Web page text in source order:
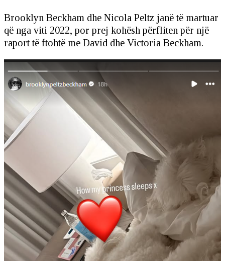
Brooklyn Beckham dhe Nicola Peltz janë të martuar
që nga viti 2022, por prej kohësh përfliten për një
raport të ftohtë me David dhe Victoria Beckham.